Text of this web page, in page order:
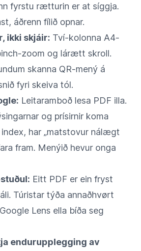
fyrstu rætturin er at síggja.
áðrenn fílið opnar.
ikki skjáir: Tví-kolonna A4-
zoom og lárætt skroll.
skanna QR-mený á
fyri skeiva tól.
Leitaramboð lesa PDF illa.
og prísirnir koma
har „matstovur nálægt
fram. Menýið hevur onga
Eitt PDF er ein fryst
Túristar týða annaðhvørt
Lens ella bíða seg
endurupplegging av